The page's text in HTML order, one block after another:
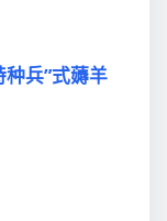
兵”式薅羊